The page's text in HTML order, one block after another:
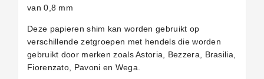
van 0,8 mm
Deze papieren shim kan worden gebruikt op
verschillende zetgroepen met hendels die worden
gebruikt door merken zoals Astoria, Bezzera, Brasilia,
Fiorenzato, Pavoni en Wega.